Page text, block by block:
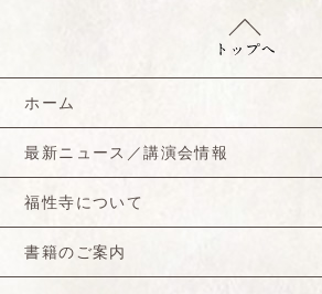
ホーム
最新ニュース／講演会情報
福性寺について
書籍のご案内